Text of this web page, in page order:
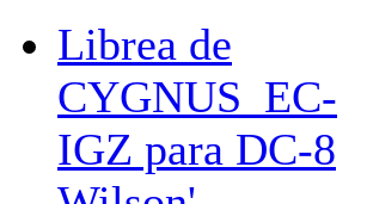
Librea de
CYGNUS_EC-
IGZ para DC-8